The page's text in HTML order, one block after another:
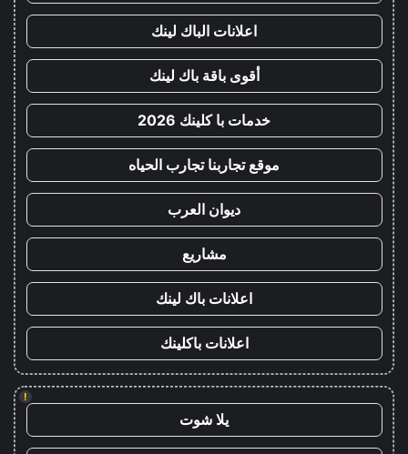
اعلانات الباك لينك
أقوى باقة باك لينك
خدمات با كلينك 2026
موقع تجاربنا تجارب الحياه
ديوان العرب
مشاريع
اعلانات باك لينك
اعلانات باكلينك
!
يلا شوت